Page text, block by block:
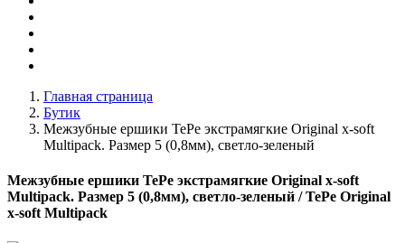
Главная страница
Бутик
Межзубные ершики TePe экстрамягкие Original x-soft
Multipack. Размер 5 (0,8мм), светло-зеленый
Межзубные ершики TePe экстрамягкие Original x-soft
Multipack. Размер 5 (0,8мм), светло-зеленый / TePe Original
x-soft Multipack